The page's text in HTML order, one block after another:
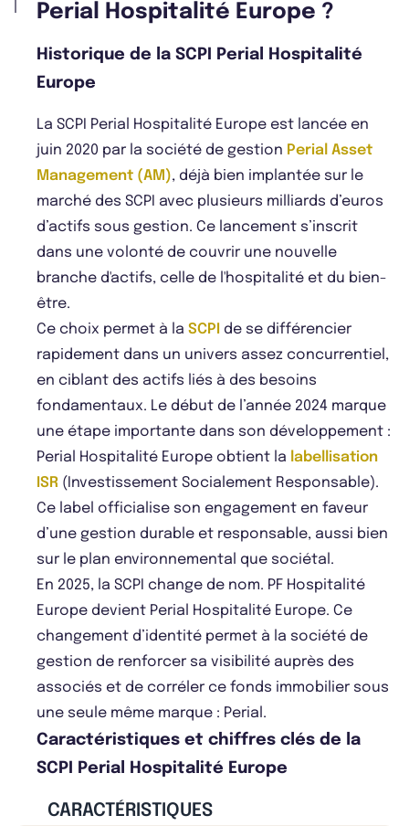
Perial Hospitalité Europe ?
Historique de la SCPI Perial Hospitalité
Europe
La SCPI Perial Hospitalité Europe est lancée en
juin 2020 par la société de gestion Perial Asset
Management (AM), déjà bien implantée sur le
marché des SCPI avec plusieurs milliards d’euros
d’actifs sous gestion. Ce lancement s’inscrit
dans une volonté de couvrir une nouvelle
branche d'actifs, celle de l'hospitalité et du bien-
être.
Ce choix permet à la SCPI de se différencier
rapidement dans un univers assez concurrentiel,
en ciblant des actifs liés à des besoins
fondamentaux. Le début de l’année 2024 marque
une étape importante dans son développement :
Perial Hospitalité Europe obtient la labellisation
ISR (Investissement Socialement Responsable).
Ce label officialise son engagement en faveur
d’une gestion durable et responsable, aussi bien
sur le plan environnemental que sociétal.
En 2025, la SCPI change de nom. PF Hospitalité
Europe devient Perial Hospitalité Europe. Ce
changement d’identité permet à la société de
gestion de renforcer sa visibilité auprès des
associés et de corréler ce fonds immobilier sous
une seule même marque : Perial.
Caractéristiques et chiffres clés de la
SCPI Perial Hospitalité Europe
CARACTÉRISTIQUES